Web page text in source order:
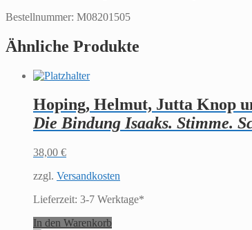
Bestellnummer: M08201505
Ähnliche Produkte
Hoping, Helmut, Jutta Knop
Die Bindung Isaaks. Stimme.
38,00 €
zzgl. Versandkosten
Lieferzeit: 3-7 Werktage*
In den Warenkorb